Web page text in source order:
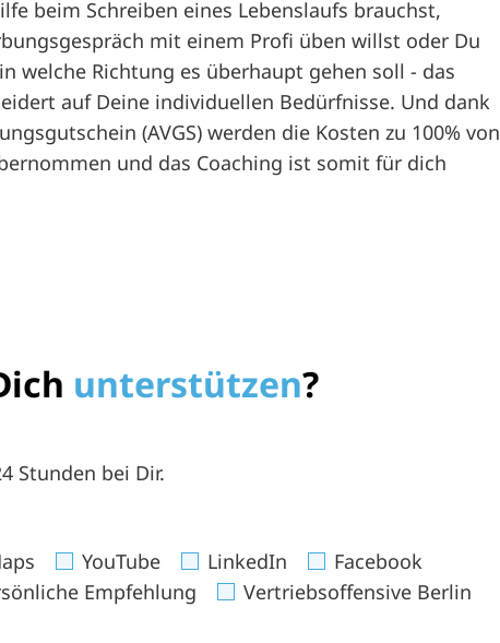
beim Schreiben eines Lebenslaufs brauchst,
mit einem Profi üben willst oder Du
welche Richtung es überhaupt gehen soll - das
auf Deine individuellen Bedürfnisse. Und dank
(AVGS) werden die Kosten zu 100% von
und das Coaching ist somit für dich
unterstützen?
Stunden bei Dir.
YouTube LinkedIn
Facebook
Empfehlung
Vertriebsoffensive Berlin